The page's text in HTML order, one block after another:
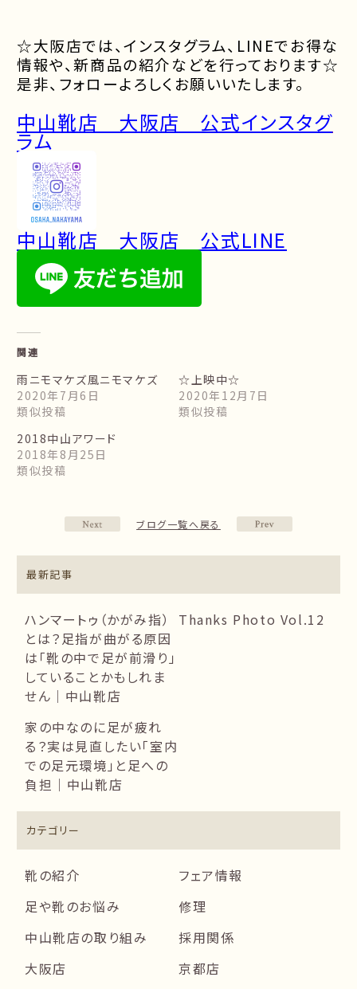
☆大阪店では、インスタグラム、LINEでお得な
情報や、新商品の紹介などを行っております☆
是非、フォローよろしくお願いいたします。
中山靴店 大阪店 公式インスタグ
ラム
中山靴店 大阪店 公式LINE
関連
雨ニモマケズ風ニモマケズ
2020年7月6日
類似投稿
☆上映中☆
2020年12月7日
類似投稿
2018中山アワード
2018年8月25日
類似投稿
ブログ一覧へ戻る
最新記事
ハンマートゥ（かがみ指）
とは？足指が曲がる原因
は「靴の中で足が前滑り」
していることかもしれま
せん｜中山靴店
Thanks Photo Vol.12
家の中なのに足が疲れ
る？実は見直したい「室内
での足元環境」と足への
負担｜中山靴店
カテゴリー
靴の紹介
フェア情報
足や靴のお悩み
修理
中山靴店の取り組み
採用関係
大阪店
京都店